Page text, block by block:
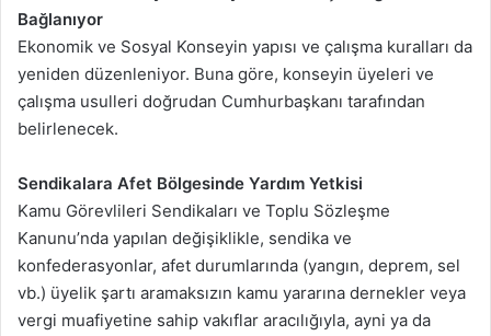
Bağlanıyor
Ekonomik ve Sosyal Konseyin yapısı ve çalışma kuralları da
yeniden düzenleniyor. Buna göre, konseyin üyeleri ve
çalışma usulleri doğrudan Cumhurbaşkanı tarafından
belirlenecek.
Sendikalara Afet Bölgesinde Yardım Yetkisi
Kamu Görevlileri Sendikaları ve Toplu Sözleşme
Kanunu’nda yapılan değişiklikle, sendika ve
konfederasyonlar, afet durumlarında (yangın, deprem, sel
vb.) üyelik şartı aramaksızın kamu yararına dernekler veya
vergi muafiyetine sahip vakıflar aracılığıyla, ayni ya da